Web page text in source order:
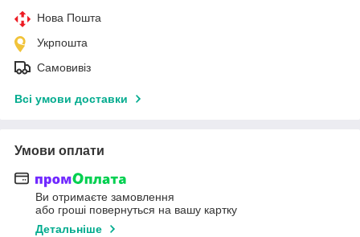
Нова Пошта
Укрпошта
Самовивіз
Всі умови доставки
Умови оплати
Ви отримаєте замовлення
або гроші повернуться на вашу картку
Детальніше